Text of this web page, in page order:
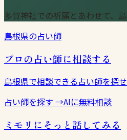
多賀神社での祈願とあわせて、
島根県の占い師
プロの占い師に相談する
島根県で相談できる占い師を探
占い師を探す →AIに無料相談
ミモリにそっと話してみる